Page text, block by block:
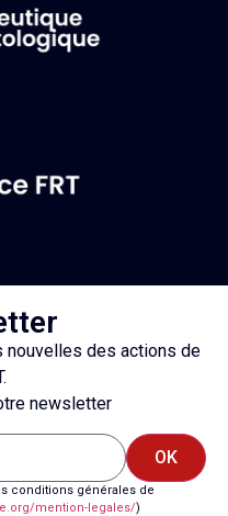
nouvelles des actions de
newsletter
OK
conditions générales de
org/mention-legales/)